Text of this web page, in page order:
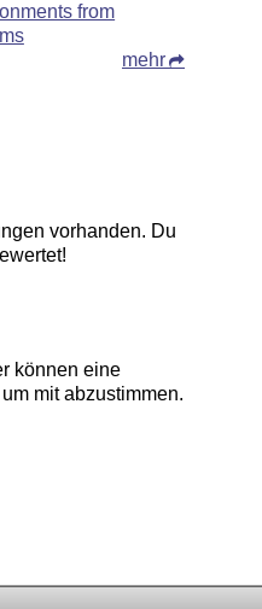
from
mehr
vorhanden. Du
können eine
um mit abzustimmen.